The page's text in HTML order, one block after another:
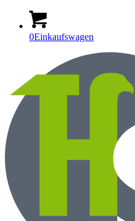
0Einkaufswagen